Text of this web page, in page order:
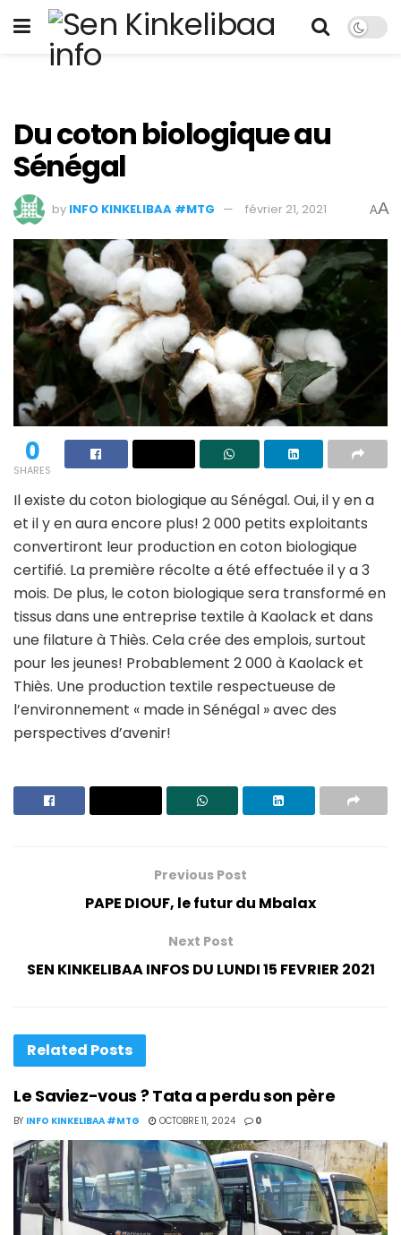
Du coton biologique au
Sénégal
by INFO KINKELIBAA #MTG février 21, 2021 AA
0
SHARES
Il existe du coton biologique au Sénégal. Oui, il y en a
et il y en aura encore plus! 2 000 petits exploitants
convertiront leur production en coton biologique
certifié. La première récolte a été effectuée il y a 3
mois. De plus, le coton biologique sera transformé en
tissus dans une entreprise textile à Kaolack et dans
une filature à Thiès. Cela crée des emplois, surtout
pour les jeunes! Probablement 2 000 à Kaolack et
Thiès. Une production textile respectueuse de
l’environnement « made in Sénégal » avec des
perspectives d’avenir!
Previous Post
PAPE DIOUF, le futur du Mbalax
Next Post
SEN KINKELIBAA INFOS DU LUNDI 15 FEVRIER 2021
Related Posts
Le Saviez-vous ? Tata a perdu son père
BY INFO KINKELIBAA #MTG OCTOBRE 11, 2024 0